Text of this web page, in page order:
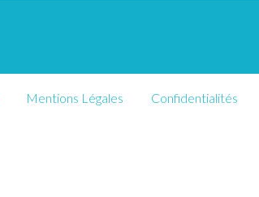
Mentions Légales Confidentialités